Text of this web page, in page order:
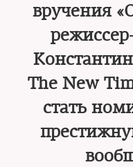
вручения
The New
стать